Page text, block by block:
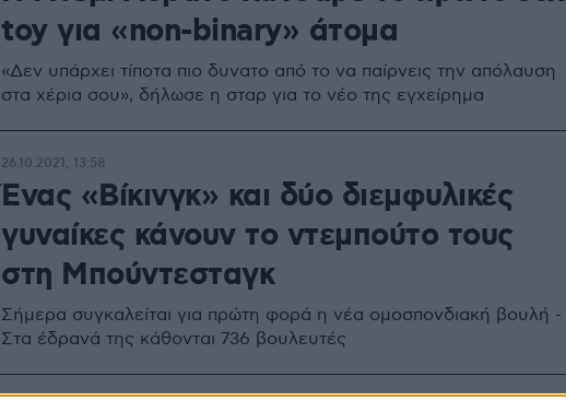
toy για «non-binary» άτομα
«Δεν υπάρχει τίποτα πιο δυνατο από το να παίρνεις την απόλαυση
στα χέρια σου», δήλωσε η σταρ για το νέο της εγχείρημα
Ένας «Βίκινγκ» και δύο διεμφυλικές
γυναίκες κάνουν το ντεμπούτο τους
στη Μπούντεσταγκ
Σήμερα συγκαλείται για πρώτη φορά η νέα ομοσπονδιακή βουλή -
Στα έδρανά της κάθονται 736 βουλευτές
26.10.2021, 13:58